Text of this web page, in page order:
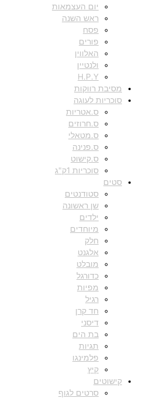
יום העצמאות
ראש השנה
פסח
פורים
האלווין
ולנטיין
H.P.Y
מסיבת רווקות
סוכריות לעוגה
ס.אטריות
ס.חרוזים
ס.מטאלי
ס.פנינה
ס.קישוט
סוכריות 1ק"ג
סטים
סטודנטים
שן ראשונה
ילדים
מיוחדים
חלק
אלגנט
מובלט
כדורגל
מפיות
רגיל
חד קרן
דיסני
בת הים
תגיות
פלמינגו
קיץ
קישוטים
סרטים לגוף